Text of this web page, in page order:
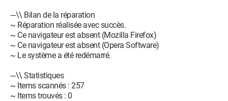
---\\ Bilan de la réparation
~ Réparation réalisée avec succès.
~ Ce navigateur est absent (Mozilla Firefox)
~ Ce navigateur est absent (Opera Software)
~ Le système a été redémarré.
---\\ Statistiques
~ Items scannés : 257
~ Items trouvés : 0